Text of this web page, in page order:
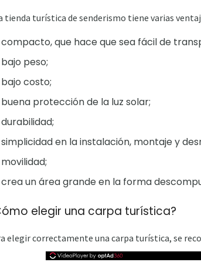
tienda turística de senderismo tiene varias
compacto, que hace que sea fácil de
bajo peso;
bajo costo;
buena protección de la luz solar;
durabilidad;
simplicidad en la instalación, montaje y
movilidad;
crea un área grande en la forma
elegir una carpa turística?
elegir correctamente una carpa turística, se